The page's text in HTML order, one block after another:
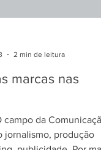
marcas nas